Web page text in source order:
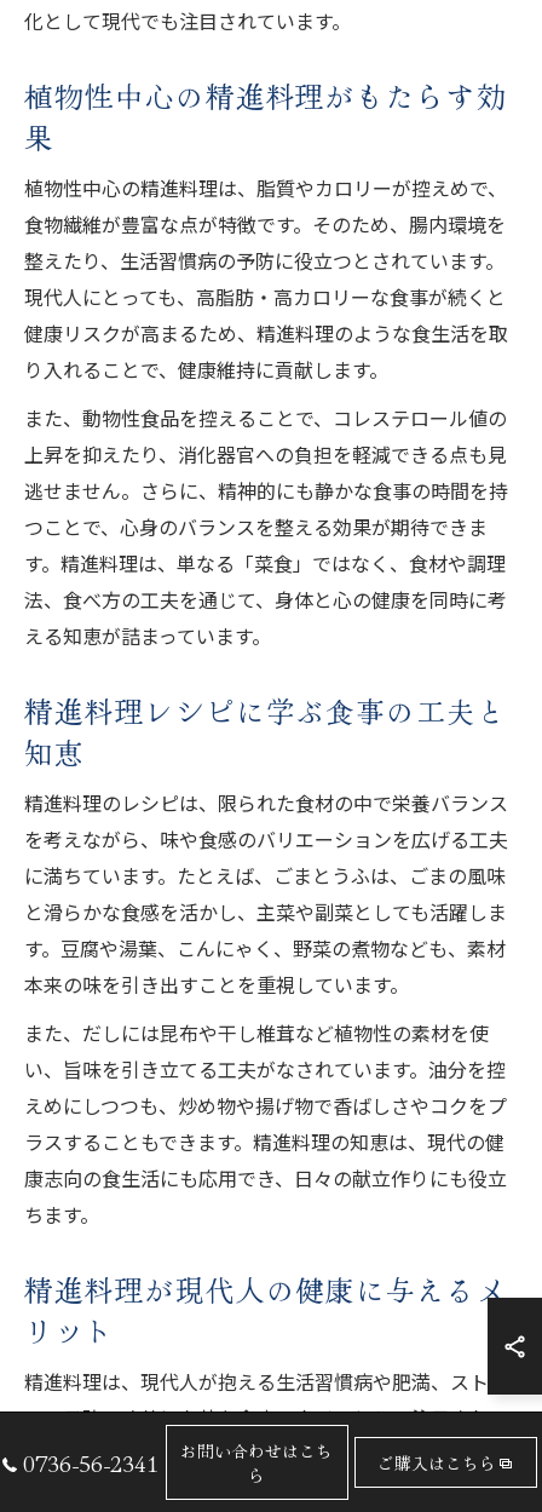
化として現代でも注目されています。
植物性中心の精進料理がもたらす効
果
植物性中心の精進料理は、脂質やカロリーが控えめで、
食物繊維が豊富な点が特徴です。そのため、腸内環境を
整えたり、生活習慣病の予防に役立つとされています。
現代人にとっても、高脂肪・高カロリーな食事が続くと
健康リスクが高まるため、精進料理のような食生活を取
り入れることで、健康維持に貢献します。
また、動物性食品を控えることで、コレステロール値の
上昇を抑えたり、消化器官への負担を軽減できる点も見
逃せません。さらに、精神的にも静かな食事の時間を持
つことで、心身のバランスを整える効果が期待できま
す。精進料理は、単なる「菜食」ではなく、食材や調理
法、食べ方の工夫を通じて、身体と心の健康を同時に考
える知恵が詰まっています。
精進料理レシピに学ぶ食事の工夫と
知恵
精進料理のレシピは、限られた食材の中で栄養バランス
を考えながら、味や食感のバリエーションを広げる工夫
に満ちています。たとえば、ごまとうふは、ごまの風味
と滑らかな食感を活かし、主菜や副菜としても活躍しま
す。豆腐や湯葉、こんにゃく、野菜の煮物なども、素材
本来の味を引き出すことを重視しています。
また、だしには昆布や干し椎茸など植物性の素材を使
い、旨味を引き立てる工夫がなされています。油分を控
えめにしつつも、炒め物や揚げ物で香ばしさやコクをプ
ラスすることもできます。精進料理の知恵は、現代の健
康志向の食生活にも応用でき、日々の献立作りにも役立
ちます。
精進料理が現代人の健康に与えるメ
リット
精進料理は、現代人が抱える生活習慣病や肥満、ストレ
スの予防・改善に有効な食事スタイルとして注目されて
います。動物性脂肪や糖分を抑え、野菜や豆類、海藻を
豊富に取り入れることで、血糖値や血圧のコントロール
0736-56-2341
お問い合わせはこち
ら
ご購入はこちら